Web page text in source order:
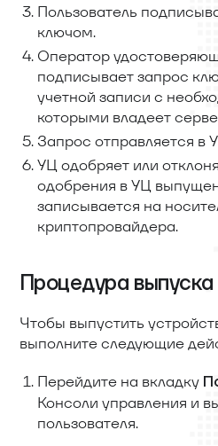
Пользователь
ключом.
Оператор
подписывает запрос
учетной записи с
которыми владеет
Запрос отправляется в
УЦ одобряет или
одобрения в УЦ
записывается на
криптопровайдера.
Процедура выпуска
Чтобы выпустить
выполните следующие
Перейдите на вкладку
Консоли управления и
пользователя.